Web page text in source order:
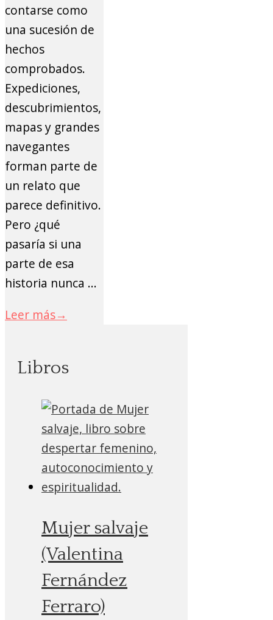
contarse como
una sucesión de
hechos
comprobados.
Expediciones,
descubrimientos,
mapas y grandes
navegantes
forman parte de
un relato que
parece definitivo.
Pero ¿qué
pasaría si una
parte de esa
historia nunca ...
Leer más→
Libros
Mujer salvaje
(Valentina
Fernández
Ferraro)